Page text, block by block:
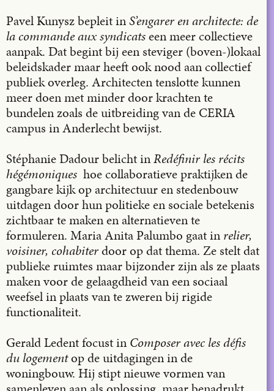
Pavel Kunysz bepleit inS’engarer en architecte: de
la commande aux syndicatseen meer collectieve
aanpak. Dat begint bij een steviger (boven-)lokaal
beleidskader maar heeft ook nood aan collectief
publiek overleg. Architecten tenslotte kunnen
meer doen met minder door krachten te
bundelen zoals de uitbreiding van de CERIA
campus in Anderlecht bewijst.
Stéphanie Dadour belicht inRedéfinir les récits
hégémoniques hoe collaboratieve praktijken de
gangbare kijk op architectuur en stedenbouw
uitdagen door hun politieke en sociale betekenis
zichtbaar te maken en alternatieven te
formuleren. Maria Anita Palumbo gaat in relier,
voisiner, cohabiterdoor op dat thema. Ze stelt dat
publieke ruimtes maar bijzonder zijn als ze plaats
maken voor de gelaagdheid van een sociaal
weefsel in plaats van te zweren bij rigide
functionaliteit.
Gerald Ledent focust in Composer avec les défis
du logementop de uitdagingen in de
woningbouw. Hij stipt nieuwe vormen van